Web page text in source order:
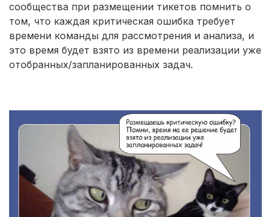
сообщества при размещении тикетов помнить о
том, что каждая критическая ошибка требует
времени команды для рассмотрения и анализа, и
это время будет взято из времени реализации уже
отобранных/запланированных задач.